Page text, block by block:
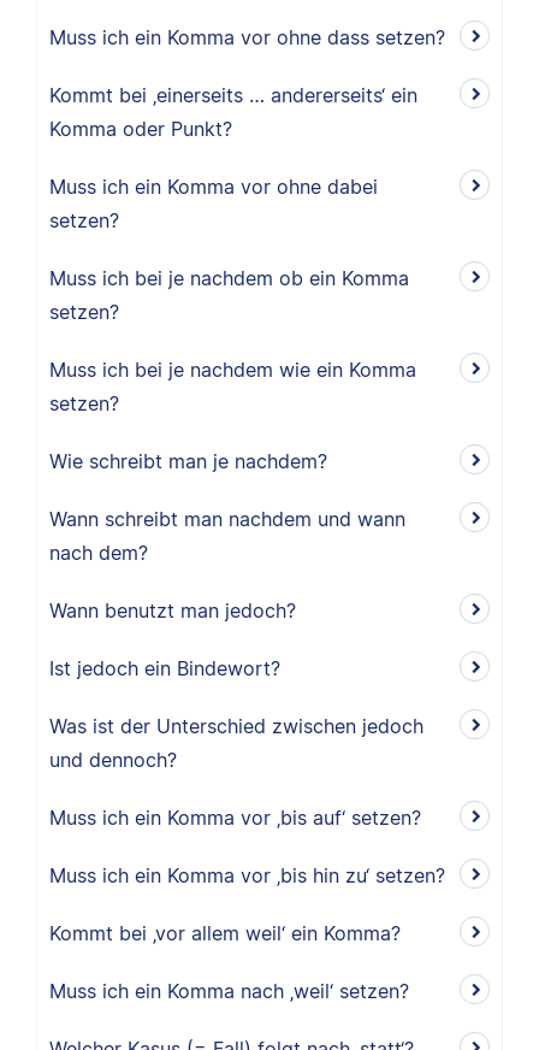
Muss ich ein Komma vor ohne dass setzen?
Kommt bei ‚einerseits … andererseits‘ ein
Komma oder Punkt?
Muss ich ein Komma vor ohne dabei
setzen?
Muss ich bei je nachdem ob ein Komma
setzen?
Muss ich bei je nachdem wie ein Komma
setzen?
Wie schreibt man je nachdem?
Wann schreibt man nachdem und wann
nach dem?
Wann benutzt man jedoch?
Ist jedoch ein Bindewort?
Was ist der Unterschied zwischen jedoch
und dennoch?
Muss ich ein Komma vor ‚bis auf‘ setzen?
Muss ich ein Komma vor ‚bis hin zu‘ setzen?
Kommt bei ‚vor allem weil‘ ein Komma?
Muss ich ein Komma nach ‚weil‘ setzen?